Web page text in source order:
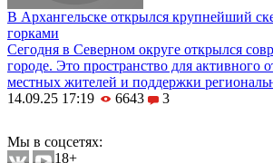
В Архангельске открылся крупнейший
горками
Сегодня в Северном округе открылся
городе. Это пространство для активного
местных жителей и поддержки
14.09.25 17:19
6643
3
Мы в соцсетях:
18+